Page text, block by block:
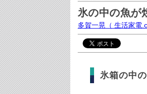
氷の中の魚が
多賀一晃 （ 生活家電
氷箱の中